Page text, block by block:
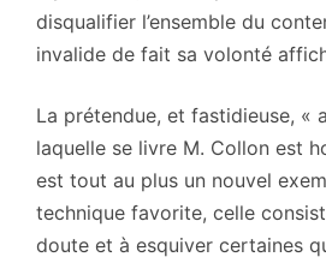
disqualifier l’ensemble du
invalide de fait sa volonté
La prétendue, et fastidieuse, «
laquelle se livre M. Collon est
est tout au plus un nouvel
technique favorite, celle
doute et à esquiver certaines